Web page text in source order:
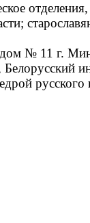
дом № 11 г.
русского